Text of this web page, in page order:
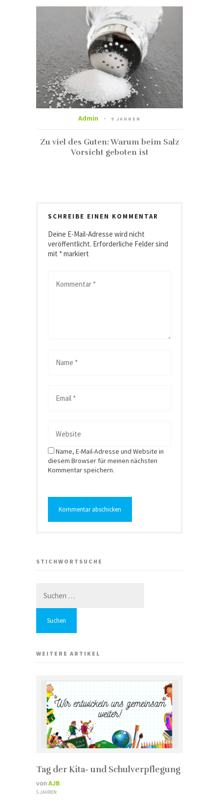
Admin 9 JAHREN
Zu viel des Guten: Warum beim Salz
Vorsicht geboten ist
SCHREIBE EINEN KOMMENTAR
Deine E-Mail-Adresse wird nicht
veröffentlicht. Erforderliche Felder sind
mit *markiert
Name, E-Mail-Adresse und Website in
diesem Browser für meinen nächsten
Kommentar speichern.
STICHWORTSUCHE
nach:
WEITERE ARTIKEL
Tag der Kita- und Schulverpflegung
von AJB
5 JAHREN